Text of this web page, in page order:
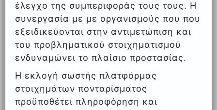
έλεγχο της συμπεριφοράς τους τους. Η
συνεργασία με με οργανισμούς που που
εξειδικεύονται στην αντιμετώπιση και
του προβληματικού στοιχηματισμού
ενδυναμώνει το πλαίσιο προστασίας.
Η εκλογή σωστής πλατφόρμας
στοιχημάτων πονταρίσματος
προϋποθέτει πληροφόρηση και